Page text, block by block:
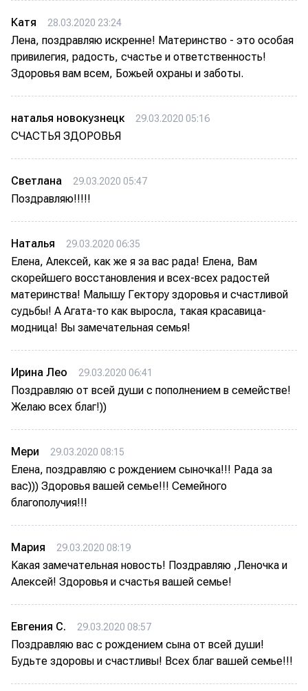
Катя 28.03.2020 23:24
Лена, поздравляю искренне! Материнство - это особая
привилегия, радость, счастье и ответственность!
Здоровья вам всем, Божьей охраны и заботы.
наталья новокузнецк 29.03.2020 05:16
СЧАСТЬЯ ЗДОРОВЬЯ
Светлана 29.03.2020 05:47
Поздравляю!!!!!
Наталья 29.03.2020 06:35
Елена, Алексей, как же я за вас рада! Елена, Вам
скорейшего восстановления и всех-всех радостей
материнства! Малышу Гектору здоровья и счастливой
судьбы! А Агата-то как выросла, такая красавица-
модница! Вы замечательная семья!
Ирина Лео 29.03.2020 06:41
Поздравляю от всей души с пополнением в семействе!
Желаю всех благ!))
Мери 29.03.2020 08:15
Елена, поздравляю с рождением сыночка!!! Рада за
вас))) Здоровья вашей семье!!! Семейного
благополучия!!!
Мария 29.03.2020 08:19
Какая замечательная новость! Поздравляю ,Леночка и
Алексей! Здоровья и счастья вашей семье!
Евгения С. 29.03.2020 08:57
Поздравляю вас с рождением сына от всей души!
Будьте здоровы и счастливы! Всех благ вашей семье!!!